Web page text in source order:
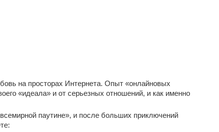
на просторах Интернета. Опыт «онлайновых
«идеала» и от серьезных отношений, и как именно
паутине», и после больших приключений